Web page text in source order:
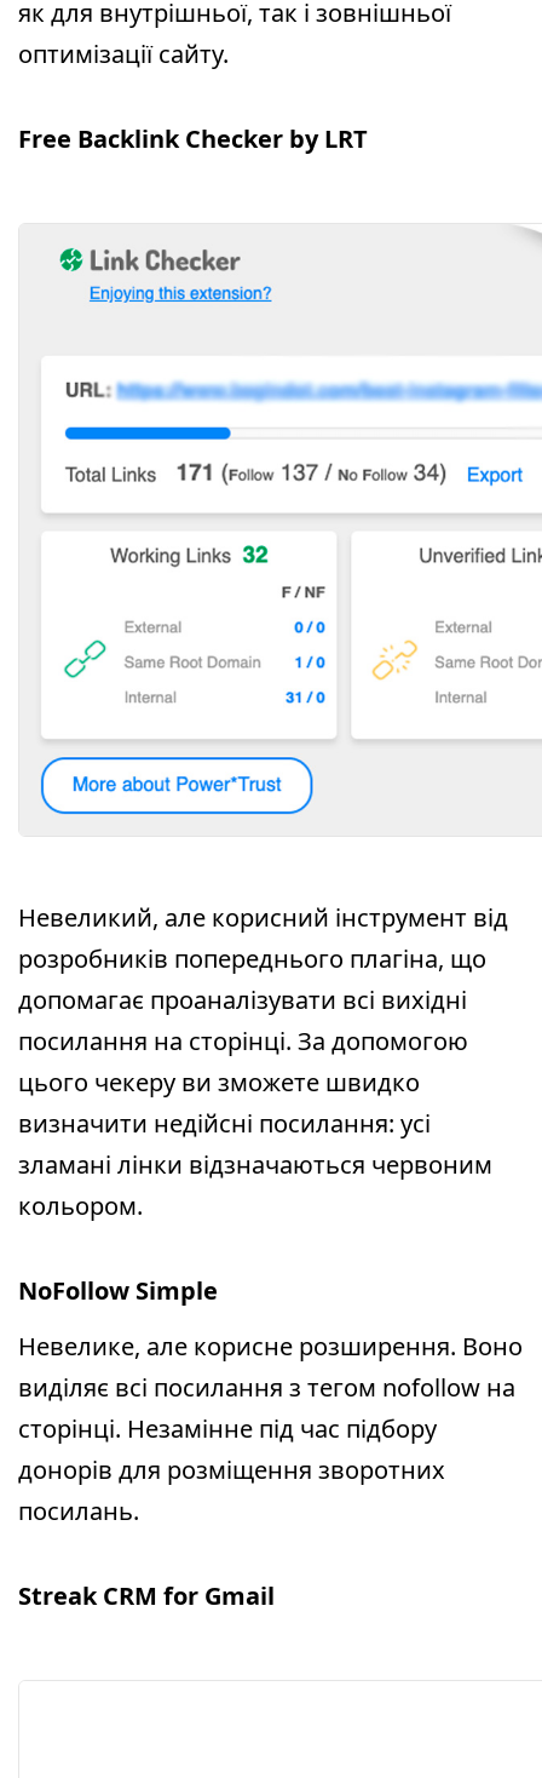
як для внутрішньої, так і зовнішньої
оптимізації сайту.
Free Backlink Checker by LRT
Невеликий, але корисний інструмент від
розробників попереднього плагіна, що
допомагає проаналізувати всі вихідні
посилання на сторінці. За допомогою
цього чекеру ви зможете швидко
визначити недійсні посилання: усі
зламані лінки відзначаються червоним
кольором.
NoFollow Simple
Невелике, але корисне розширення. Воно
виділяє всі посилання з тегом nofollow на
сторінці. Незамінне під час підбору
донорів для розміщення зворотних
посилань.
Streak CRM for Gmail